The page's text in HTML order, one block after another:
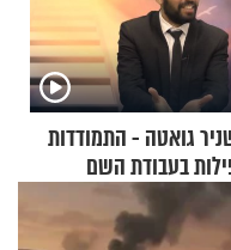
גואטה - התמודדות
בעבודת השם